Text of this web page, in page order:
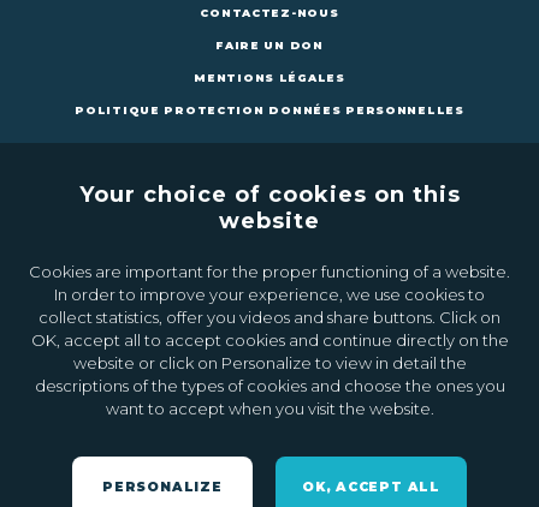
CONTACTEZ-NOUS
FAIRE UN DON
MENTIONS LÉGALES
POLITIQUE PROTECTION DONNÉES PERSONNELLES
CONTACTEZ-NOUS FAIRE UN DON
Inscrivez-vous à la newsletter
Ok
Your choice of cookies on this
website
Cookies are important for the proper functioning of a website.
In order to improve your experience, we use cookies to
collect statistics, offer you videos and share buttons. Click on
OK, accept all to accept cookies and continue directly on the
website or click on Personalize to view in detail the
descriptions of the types of cookies and choose the ones you
want to accept when you visit the website.
PERSONALIZE OK, ACCEPT ALL